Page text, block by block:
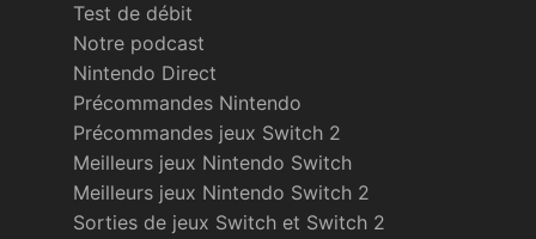
Test de débit
Notre podcast
Nintendo Direct
Précommandes Nintendo
Précommandes jeux Switch 2
Meilleurs jeux Nintendo Switch
Meilleurs jeux Nintendo Switch 2
Sorties de jeux Switch et Switch 2